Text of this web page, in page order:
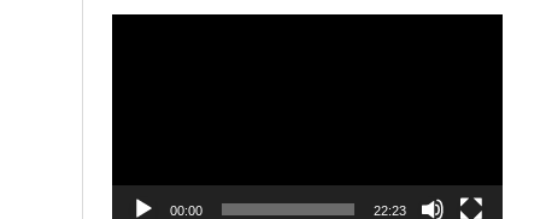
00:00 22:23